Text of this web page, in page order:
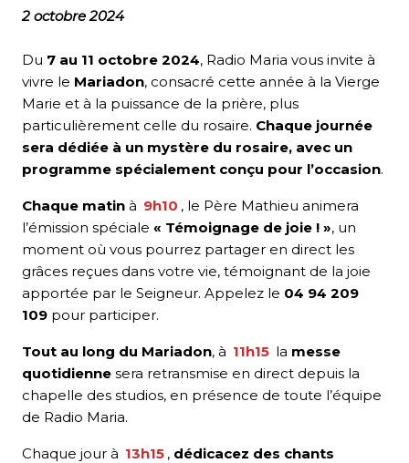
2 octobre 2024
Du 7 au 11 octobre 2024, Radio Maria vous invite à
vivre le Mariadon, consacré cette année à la Vierge
Marie et à la puissance de la prière, plus
particulièrement celle du rosaire. Chaque journée
sera dédiée à un mystère du rosaire, avec un
programme spécialement conçu pour l’occasion.
Chaque matin à 9h10 , le Père Mathieu animera
l’émission spéciale « Témoignage de joie ! », un
moment où vous pourrez partager en direct les
grâces reçues dans votre vie, témoignant de la joie
apportée par le Seigneur. Appelez le 04 94 209
109 pour participer.
Tout au long du Mariadon, à 11h15 la messe
quotidienne sera retransmise en direct depuis la
chapelle des studios, en présence de toute l’équipe
de Radio Maria.
Chaque jour à 13h15 , dédicacez des chants